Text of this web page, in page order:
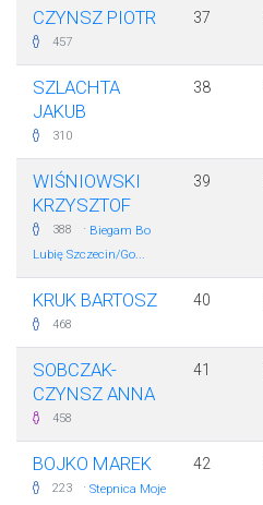
CZYNSZ PIOTR
457
37
SZLACHTA
JAKUB
310
38
WIŚNIOWSKI
KRZYSZTOF
388 · Biegam Bo
Lubię Szczecin/Go...
39
KRUK BARTOSZ
468
40
SOBCZAK-
CZYNSZ ANNA
458
41
BOJKO MAREK
223 · Stepnica Moje
42